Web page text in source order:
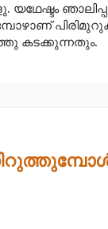
പിരിമുറുക്കം
കടക്കുന്നതും.